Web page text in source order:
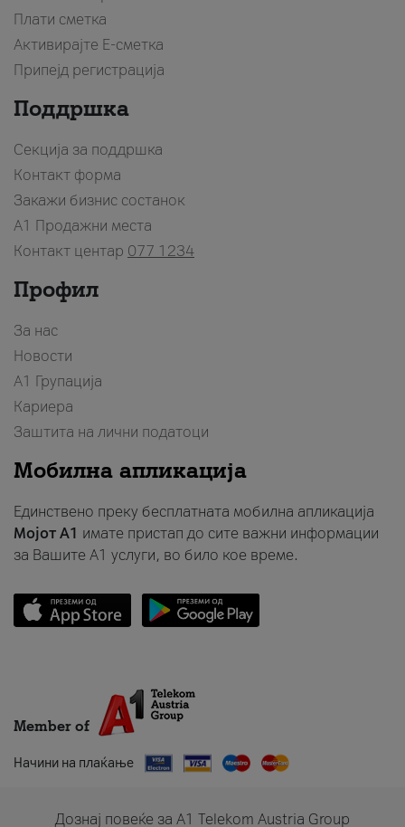
Плати сметка
Активирајте Е-сметка
Припејд регистрација
Поддршка
Секција за поддршка
Контакт форма
Закажи бизнис состанок
A1 Продажни места
Контакт центар 077 1234
Профил
За нас
Новости
А1 Групација
Кариера
Заштита на лични податоци
Мобилна апликација
Единствено преку бесплатната мобилна апликација
Мојот A1 имате пристап до сите важни информации
за Вашите A1 услуги, во било кое време.
Member of
Начини на плаќање
Дознај повеќе за A1 Telekom Austria Group